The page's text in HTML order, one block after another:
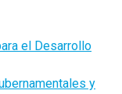
el Desarrollo
y